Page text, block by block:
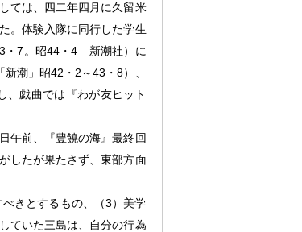
ては、四二年四月に久留米
。体験入隊に同行した学生
・7。昭44・4 新潮社）に
潮」昭42・2～43・8）、
戯曲では『わが友ヒット
午前、『豊饒の海』最終回
したが果たさず、東部方面
きとするもの、（3）美学
ていた三島は、自分の行為